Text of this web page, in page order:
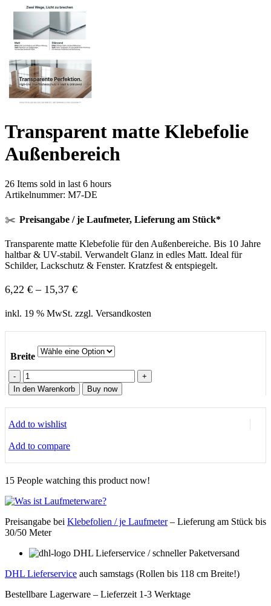
Transparent matte Klebefolie
Außenbereich
26 Items sold in last 6 hours
Artikelnummer: M7-DE
✂️ Preisangabe / je Laufmeter, Lieferung am Stück*
Transparente matte Klebefolie für den Außenbereiche. Bis 10 Jahre
haltbar & UV-stabil. Verwandelt Glanz in edles Matt. Ideal für
Schilder, Lackschutz & Fenster. Kratzfest & entspiegelt.
6,22 € – 15,37 €Preisspanne:
bis
inkl. 19 % MwSt. zzgl. Versandkosten
Breite
Transparent
matte
Klebefolie
Außenbereich
In den Warenkorb Buy now
Add to wishlist
Add to compare
15 People watching this product now!
Preisangabe bei Klebefolien / je Laufmeter– Lieferung am Stück bis
30/50 Meter
DHL Lieferservice / schneller Paketversand
DHL Lieferservice auch samstags (Rollen bis 118 cm Breite!)
Bestellbare Lagerware – Lieferzeit 1-3 Werktage